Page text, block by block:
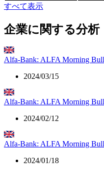
すべて表示
企業に関する分析
Alfa-Bank: ALFA Morning
2024/03/15
Alfa-Bank: ALFA Morning
2024/02/12
Alfa-Bank: ALFA Morning
2024/01/18